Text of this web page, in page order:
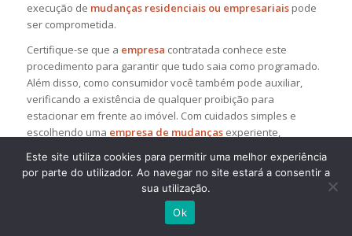
execução de mudanças residenciais ou empresariaispode
ser comprometida.
Certifique-se que a empresa contratada conhece este
procedimento para garantir que tudo saia como programado.
Além disso, como consumidor você também pode auxiliar,
verificando a existência de qualquer proibição para
estacionar em frente ao imóvel. Com cuidados simples e
escolhendo uma empresa de mudançasexperiente,
satisfatório!
mudança ?
Como fazer um orçamento paramudanças no RJ
Este site utiliza cookies para permitir uma melhor experiência
por parte do utilizador. Ao navegar no site estará a consentir a
sua utilização.
Ok